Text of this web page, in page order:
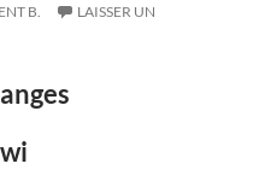
B.
LAISSER UN